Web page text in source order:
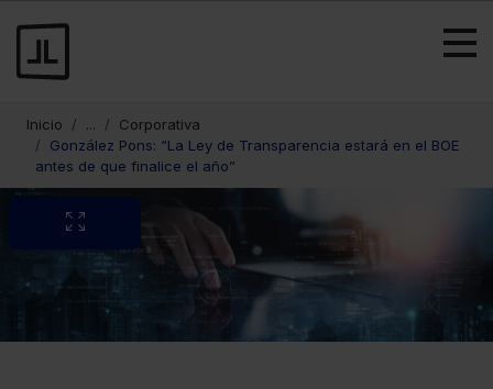
Inicio ...
Corporativa
González Pons: “La Ley de Transparencia estará en el BOE
antes de que finalice el año”